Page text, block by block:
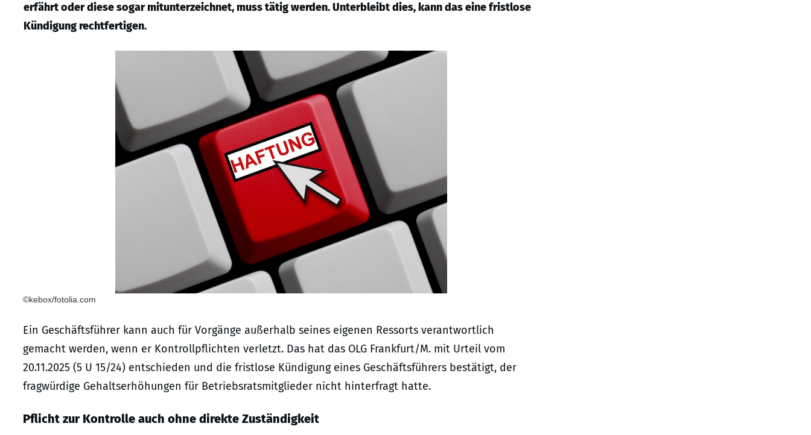
erfährt oder diese sogar mitunterzeichnet, muss tätig werden. Unterbleibt dies, kann das eine fristlose
Kündigung rechtfertigen.
©kebox/fotolia.com
Ein Geschäftsführer kann auch für Vorgänge außerhalb seines eigenen Ressorts verantwortlich
gemacht werden, wenn er Kontrollpflichten verletzt. Das hat das OLG Frankfurt/M. mit Urteil vom
20.11.2025 (5 U 15/24) entschieden und die fristlose Kündigung eines Geschäftsführers bestätigt, der
fragwürdige Gehaltserhöhungen für Betriebsratsmitglieder nicht hinterfragt hatte.
Pflicht zur Kontrolle auch ohne direkte Zuständigkeit